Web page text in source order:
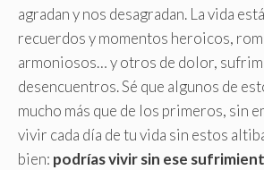
agradan y nos desagradan. La vida
recuerdos y momentos heroicos,
armoniosos… y otros de dolor,
desencuentros. Sé que algunos de
mucho más que de los primeros, sin
vivir cada día de tu vida sin estos
bien: podrías vivir sin ese